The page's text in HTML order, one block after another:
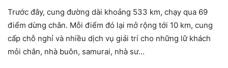
Trước đây, cung đường dài khoảng 533 km, chạy qua 69
điểm dừng chân. Mỗi điểm đó lại mở rộng tới 10 km, cung
cấp chỗ nghỉ và nhiều dịch vụ giải trí cho những lữ khách
mỏi chân, nhà buôn, samurai, nhà sư…